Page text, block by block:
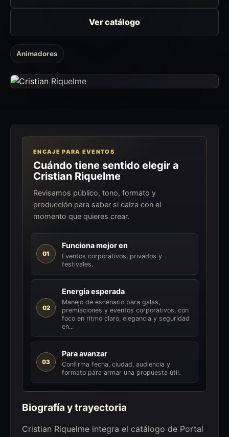
Ver catálogo
Animadores
ENCAJE PARA EVENTOS
Cuándo tiene sentido elegir a
Cristian Riquelme
Revisamos público, tono, formato y
producción para saber si calza con el
momento que quieres crear.
01
Funciona mejor en
Eventos corporativos, privados y
festivales.
02
Energía esperada
Manejo de escenario para galas,
premiaciones y eventos corporativos, con
foco en ritmo claro, elegancia y seguridad
en...
03
Para avanzar
Confirma fecha, ciudad, audiencia y
formato para armar una propuesta útil.
Biografía y trayectoria
Cristian Riquelme integra el catálogo de Portal